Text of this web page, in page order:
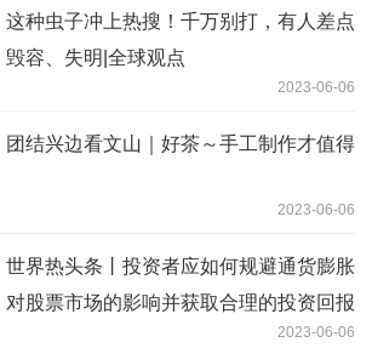
这种虫子冲上热搜！千万别打，有人差点
毁容、失明|全球观点
2023-06-06
团结兴边看文山｜好茶～手工制作才值得
2023-06-06
世界热头条丨投资者应如何规避通货膨胀
对股票市场的影响并获取合理的投资回报
2023-06-06